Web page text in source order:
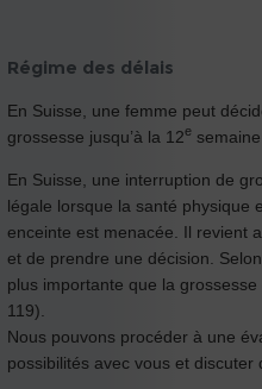
Régime des délais
En Suisse, une femme peut
grossesse jusqu’à la 12e
En Suisse, une interruption de
légale lorsque la santé physique
enceinte est menacée. Il revient
et de prendre une décision.
plus importante que la
119).
Nous pouvons procéder à une
possibilités avec vous et discuter